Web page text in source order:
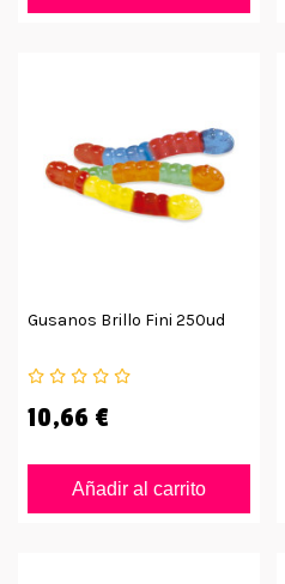
Gusanos Brillo Fini 250ud
10,66 €
Añadir al carrito